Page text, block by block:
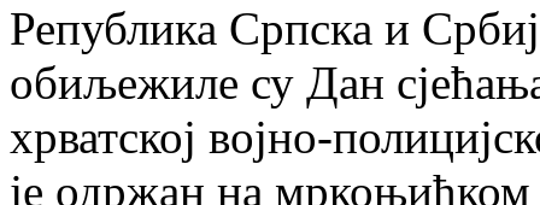
Република Српска и
обиљежиле су Дан
хрватској војно-
је одржан на